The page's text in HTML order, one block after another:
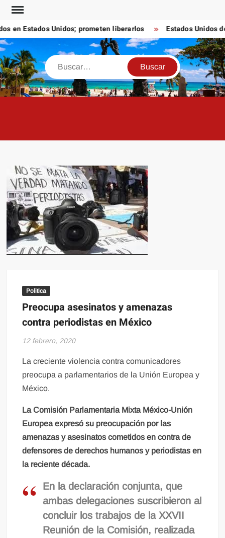
Saltar
contenido
Estados Unidos; prometen liberarlos Estados Unidos
Buscar
Politica
Preocupa asesinatos y amenazas
contra periodistas en México
12 febrero, 2020
La creciente violencia contra comunicadores
preocupa a parlamentarios de la Unión Europea y
México.
La Comisión Parlamentaria Mixta México-Unión
Europea expresó su preocupación por las
amenazas y asesinatos cometidos en contra de
defensores de derechos humanos y periodistas en
la reciente década.
En la declaración conjunta, que
ambas delegaciones suscribieron al
concluir los trabajos de la XXVII
Reunión de la Comisión, realizada